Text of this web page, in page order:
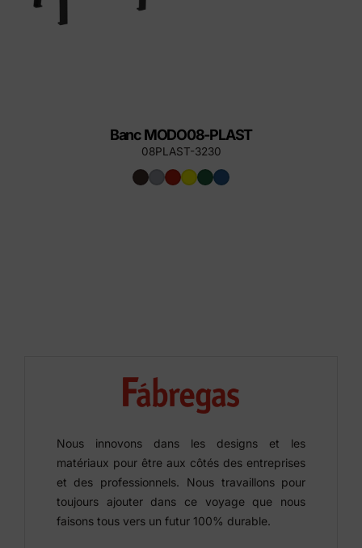
Banc MODO08-PLAST
08PLAST-3230
Nous innovons dans les designs et les
matériaux pour être aux côtés des entreprises
et des professionnels. Nous travaillons pour
toujours ajouter dans ce voyage que nous
faisons tous vers un futur 100% durable.